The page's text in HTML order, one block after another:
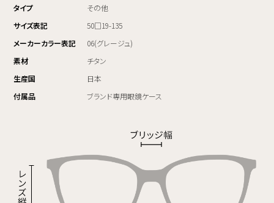
タイプ
その他
サイズ表記
50□19-135
メーカーカラー表記
06(グレージュ)
素材
チタン
生産国
日本
付属品
ブランド専用眼鏡ケース